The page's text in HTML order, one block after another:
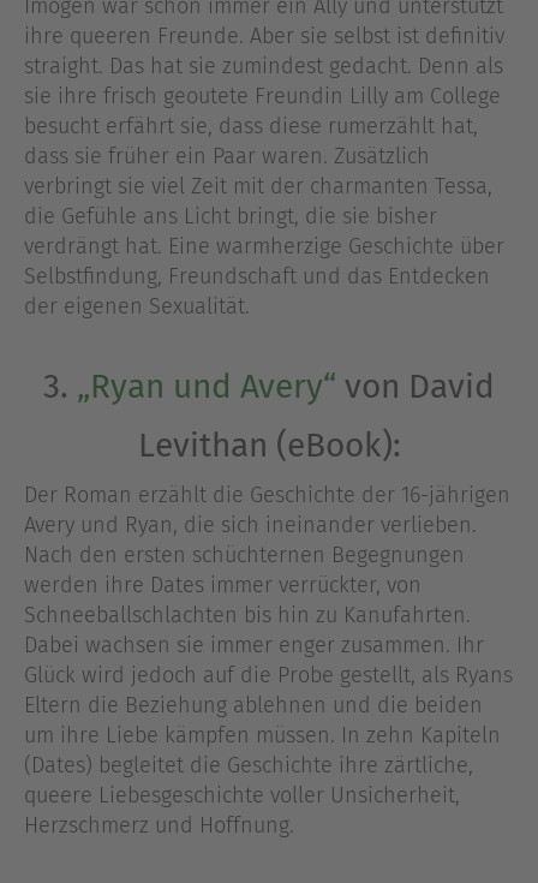
Imogen war schon immer ein Ally und unterstützt
ihre queeren Freunde. Aber sie selbst ist definitiv
straight. Das hat sie zumindest gedacht. Denn als
sie ihre frisch geoutete Freundin Lilly am College
besucht erfährt sie, dass diese rumerzählt hat,
dass sie früher ein Paar waren. Zusätzlich
verbringt sie viel Zeit mit der charmanten Tessa,
die Gefühle ans Licht bringt, die sie bisher
verdrängt hat. Eine warmherzige Geschichte über
Selbstfindung, Freundschaft und das Entdecken
der eigenen Sexualität.
3. „Ryan und Avery“ von David
Levithan (eBook):
Der Roman erzählt die Geschichte der 16-jährigen
Avery und Ryan, die sich ineinander verlieben.
Nach den ersten schüchternen Begegnungen
werden ihre Dates immer verrückter, von
Schneeballschlachten bis hin zu Kanufahrten.
Dabei wachsen sie immer enger zusammen. Ihr
Glück wird jedoch auf die Probe gestellt, als Ryans
Eltern die Beziehung ablehnen und die beiden
um ihre Liebe kämpfen müssen. In zehn Kapiteln
(Dates) begleitet die Geschichte ihre zärtliche,
queere Liebesgeschichte voller Unsicherheit,
Herzschmerz und Hoffnung.